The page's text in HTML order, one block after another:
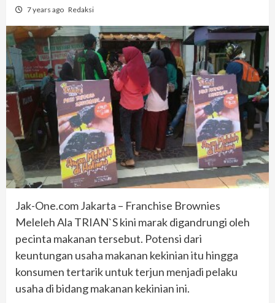
7 years ago Redaksi
Jak-One.com Jakarta – Franchise Brownies
Meleleh Ala TRIAN`S kini marak digandrungi oleh
pecinta makanan tersebut. Potensi dari
keuntungan usaha makanan kekinian itu hingga
konsumen tertarik untuk terjun menjadi pelaku
usaha di bidang makanan kekinian ini.